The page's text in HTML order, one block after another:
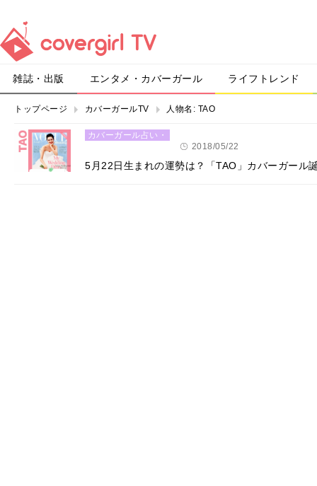
雑誌・出版 エンタメ・カバーガール ライフトレンド
トップページ カバーガールTV 人物名: TAO
カバーガール占い・
2018/05/22
5月22日生まれの運勢は？「TAO」カバーガール